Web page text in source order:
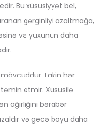
Bu xüsusiyyət bel,
gərginliyi azaltmağa,
və yuxunun daha
Lakin hər
etmir. Xüsusilə
ağırlığını bərabər
və gecə boyu daha